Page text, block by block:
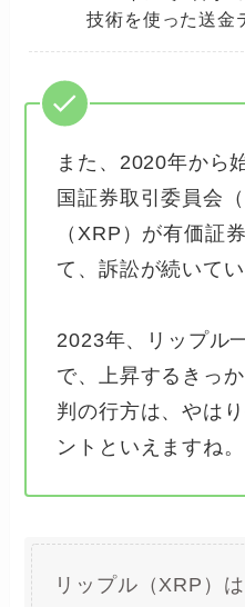
技術を使った送金
また、2020年から
国証券取引委員会
（XRP）が有価証
て、訴訟が続いてい
2023年、リップル
で、上昇するきっ
判の行方は、やは
ントといえますね。
リップル（XRP）